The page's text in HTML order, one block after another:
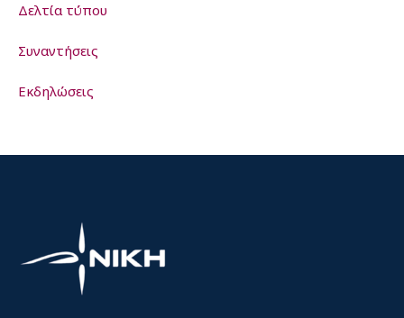
Δελτία τύπου
Συναντήσεις
Εκδηλώσεις